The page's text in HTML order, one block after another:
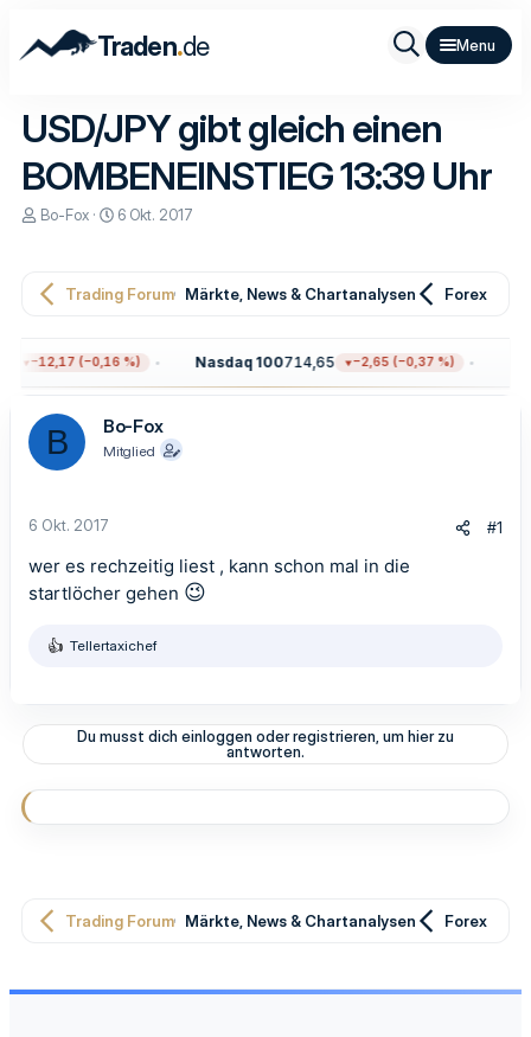
Traden.de
USD/JPY gibt gleich einen
BOMBENEINSTIEG 13:39 Uhr
E
e
r
Bo-Fox
E
e
l
a
m
6 Okt. 2017
Trading Forum Märkte, News & Chartanalysen Forex
−12,17 (−0,16 %) Nasdaq 100714,65 −2,65 (−0,37 %)
B Bo-Fox
Mitglied
6 Okt. 2017 #1
wer es rechzeitig liest , kann schon mal in die
startlöcher gehen 😉
R
t
o
n
n
Tellertaxichef
Du musst dich einloggen oder registrieren, um hier zu
antworten.
Trading Forum Märkte, News & Chartanalysen Forex